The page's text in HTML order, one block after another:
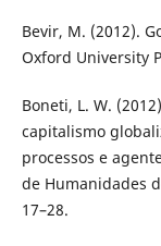
Bevir, M. (2012).
Oxford University
Boneti, L. W.
capitalismo
processos e
de Humanidades
17–28.